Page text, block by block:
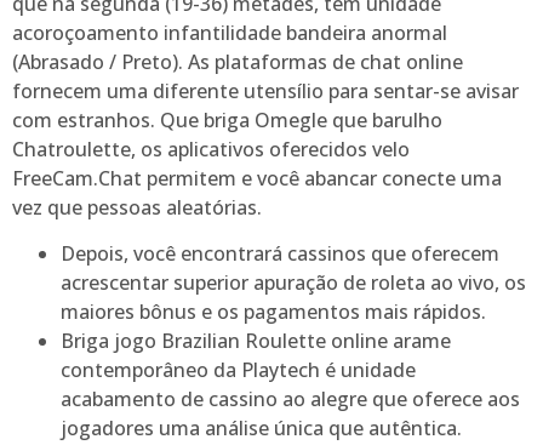
acoroçoamento infantilidade bandeira anormal
(Abrasado / Preto). As plataformas de chat online
fornecem uma diferente utensílio para sentar-se avisar
com estranhos. Que briga Omegle que barulho
Chatroulette, os aplicativos oferecidos velo
FreeCam.Chat permitem e você abancar conecte uma
vez que pessoas aleatórias.
Depois, você encontrará cassinos que oferecem
acrescentar superior apuração de roleta ao vivo, os
maiores bônus e os pagamentos mais rápidos.
Briga jogo Brazilian Roulette online arame
contemporâneo da Playtech é unidade
acabamento de cassino ao alegre que oferece aos
jogadores uma análise única que autêntica.